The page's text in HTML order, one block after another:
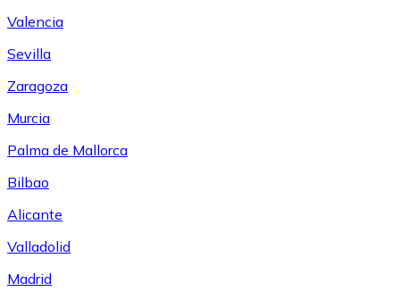
Valencia
Sevilla
Zaragoza
Murcia
Palma de Mallorca
Bilbao
Alicante
Valladolid
Madrid